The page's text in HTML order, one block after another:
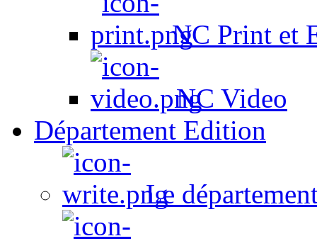
NC Print et
NC Video
Département Edition
Le